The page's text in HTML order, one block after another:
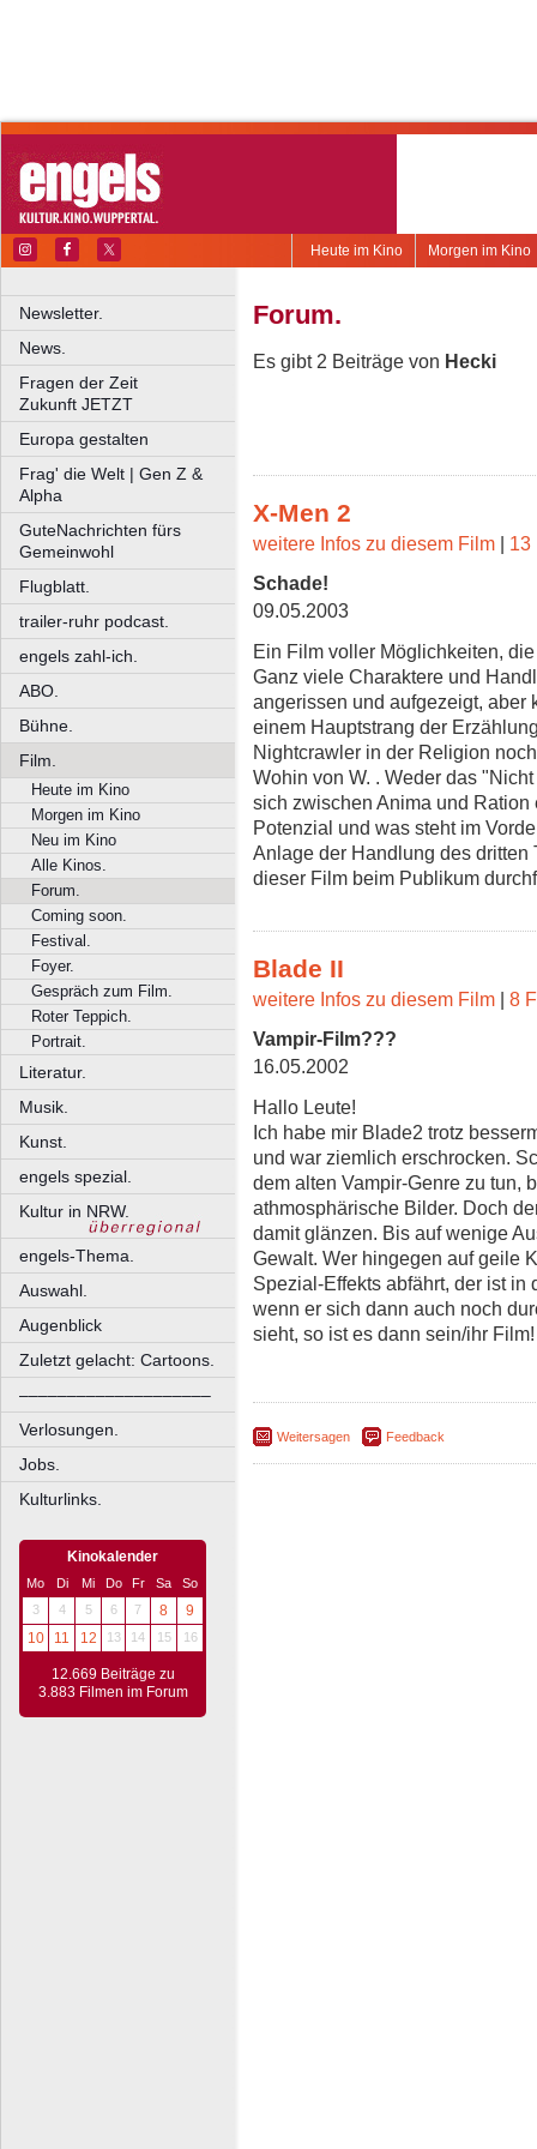
Morgen im Kino
Heute im Kino
Newsletter.
News.
Fragen der Zeit
Zukunft JETZT
Europa gestalten
Frag' die Welt | Gen Z &
Alpha
GuteNachrichten fürs
Gemeinwohl
Flugblatt.
trailer-ruhr podcast.
engels zahl-ich.
ABO.
Bühne.
Film.
Heute im Kino
Morgen im Kino
Neu im Kino
Alle Kinos.
Forum.
Coming soon.
Festival.
Foyer.
Gespräch zum Film.
Roter Teppich.
Portrait.
Literatur.
Musik.
Kunst.
engels spezial.
Kultur in NRW.
engels-Thema.
Auswahl.
Augenblick
Zuletzt gelacht: Cartoons.
––––––––––––––––––––
Verlosungen.
Jobs.
Kulturlinks.
Kinokalender
Mo Di Mi Do Fr Sa
So
3
4 5 6 7 8
9
10
11 12 13 14 15 16
12.669 Beiträge zu
3.883 Filmen im Forum
Forum.
Es gibt 2 Beiträge von Hecki
X-Men 2
weitere Infos zu diesem Film | 13
Schade!
09.05.2003
Ein Film voller Möglichkeiten,
Ganz viele Charaktere und
angerissen und aufgezeigt, aber
einem Hauptstrang der
Nightcrawler in der Religion
Wohin von W. . Weder das
sich zwischen Anima und
Potenzial und was steht im
Anlage der Handlung des dritten
dieser Film beim Publikum
Blade II
weitere Infos zu diesem Film | 8
Vampir-Film???
16.05.2002
Hallo Leute!
Ich habe mir Blade2 trotz
und war ziemlich erschrocken.
dem alten Vampir-Genre zu tun,
athmosphärische Bilder. Doch
damit glänzen. Bis auf wenige
Gewalt. Wer hingegen auf geile
Spezial-Effekts abfährt, der ist
wenn er sich dann auch noch
sieht, so ist es dann sein/ihr Film!
Weitersagen Feedback